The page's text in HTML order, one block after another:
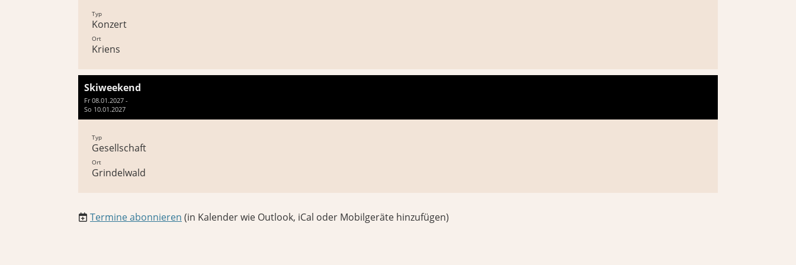
Typ
Konzert
Ort
Kriens
Skiweekend
Fr 08.01.2027 -
So 10.01.2027
Typ
Gesellschaft
Ort
Grindelwald
Termine abonnieren (in Kalender wie Outlook, iCal oder Mobilgeräte hinzufügen)